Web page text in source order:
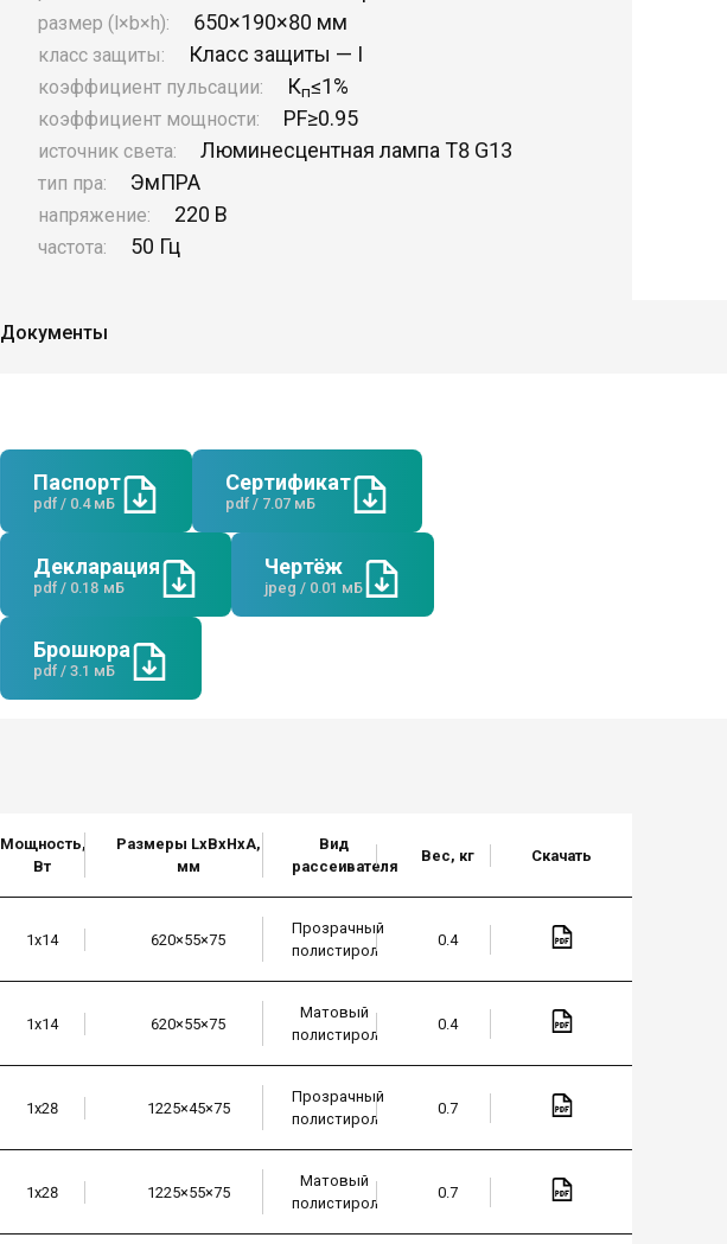
размер (l×b×h): 650×190×80 мм
класс защиты: Класс защиты — I
коэффициент пульсации: Кп≤1%
коэффициент мощности: PF≥0.95
источник света: Люминесцентная лампа T8 G13
тип пра: ЭмПРА
напряжение: 220 В
частота: 50 Гц
Документы
Паспорт
pdf / 0.4 мБ
Сертификат
pdf / 7.07 мБ
Декларация
pdf / 0.18 мБ
Чертёж
jpeg / 0.01 мБ
Брошюра
pdf / 3.1 мБ
Мощность,
Вт
Размеры LxBxHхА,
мм
Вид
рассеивателя
Вес, кг Скачать
1х14 620×55×75
Прозрачный
полистирол
0.4
1х14 620×55×75
Матовый
полистирол
0.4
1х28 1225×45×75
Прозрачный
полистирол
0.7
1х28 1225×55×75
Матовый
полистирол
0.7